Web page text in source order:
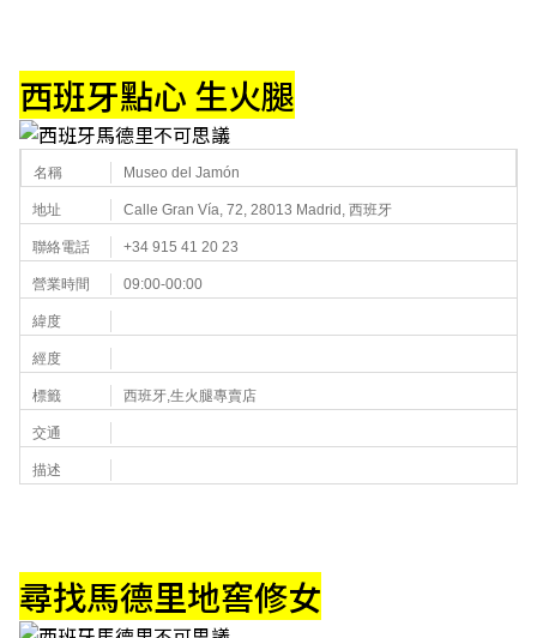
西班牙點心 生火腿
名稱 Museo del Jamón
地址 Calle Gran Vía, 72, 28013 Madrid, 西班牙
聯絡電話 +34 915 41 20 23
營業時間 09:00-00:00
緯度
經度
標籤 西班牙,生火腿專賣店
交通
描述
尋找馬德里地窖修女